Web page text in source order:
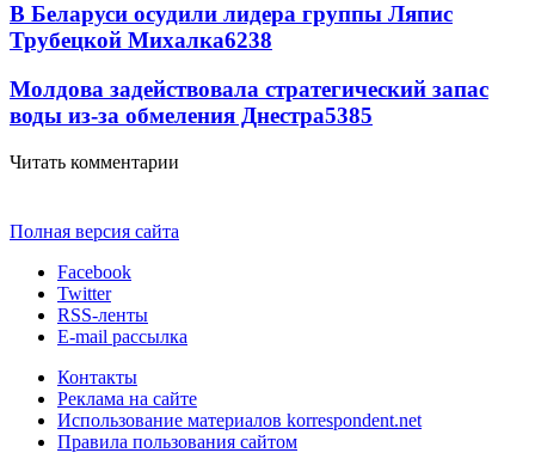
В Беларуси осудили лидера группы Ляпис
Трубецкой Михалка6238
Молдова задействовала стратегический запас
воды из-за обмеления Днестра5385
Читать комментарии
Полная версия сайта
Facebook
Twitter
RSS-ленты
E-mail рассылка
Контакты
Реклама на сайте
Использование материалов korrespondent.net
Правила пользования сайтом